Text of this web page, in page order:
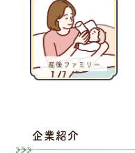
企業紹介